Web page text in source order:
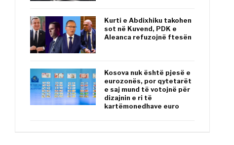
Kurti e Abdixhiku takohen
sot në Kuvend, PDK e
Aleanca refuzojnë ftesën
Kosova nuk është pjesë e
eurozonës, por qytetarët
e saj mund të votojnë për
dizajnin e ri të
kartëmonedhave euro